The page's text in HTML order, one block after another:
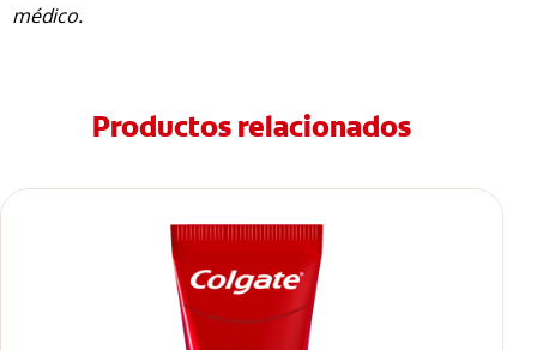
médico.
Productos relacionados